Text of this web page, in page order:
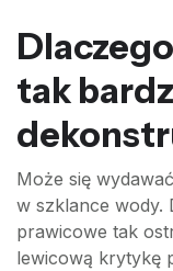
tak
Może się
w szklance wody.
prawicowe tak
lewicową krytykę